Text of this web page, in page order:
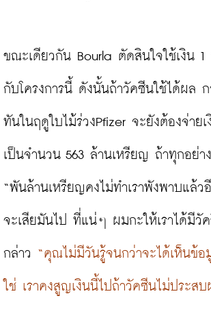
ขณะเดียวกัน Bourla ตัดสินใจใช้เงิน
กับโครงการนี้ ดังนั้นถ้าวัคซีนใช้ได้ผล
ทันในฤดูใบไม้ร่วงPfizer จะยังต้องจ่ายเ
เป็นจำนวน 563 ล้านเหรียญ ถ้าทุกอย่า
“พันล้านเหรียญคงไม่ทำเราพังพาบแล้ว
จะเสียมันไป ที่แน่ๆ ผมกะให้เราได้มีวัค
กล่าว “คุณไม่มีวันรู้จนกว่าจะได้เห็นข้อ
ใช่ เราคงสูญเงินนี้ไปถ้าวัคซีนไม่ประสบ